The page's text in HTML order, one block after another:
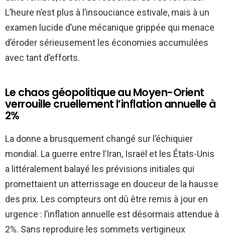
L’heure n’est plus à l’insouciance estivale, mais à un
examen lucide d’une mécanique grippée qui menace
d’éroder sérieusement les économies accumulées
avec tant d’efforts.
Le chaos géopolitique au Moyen-Orient
verrouille cruellement l’inflation annuelle à
2%
La donne a brusquement changé sur l’échiquier
mondial. La guerre entre l’Iran, Israël et les États-Unis
a littéralement balayé les prévisions initiales qui
promettaient un atterrissage en douceur de la hausse
des prix. Les compteurs ont dû être remis à jour en
urgence : l’inflation annuelle est désormais attendue à
2%. Sans reproduire les sommets vertigineux